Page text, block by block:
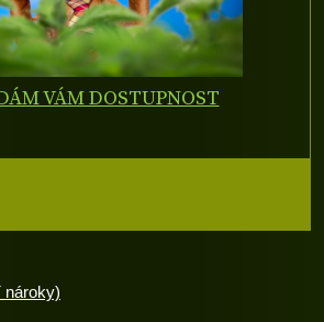
nároky)
VÁM DOSTUPNOST